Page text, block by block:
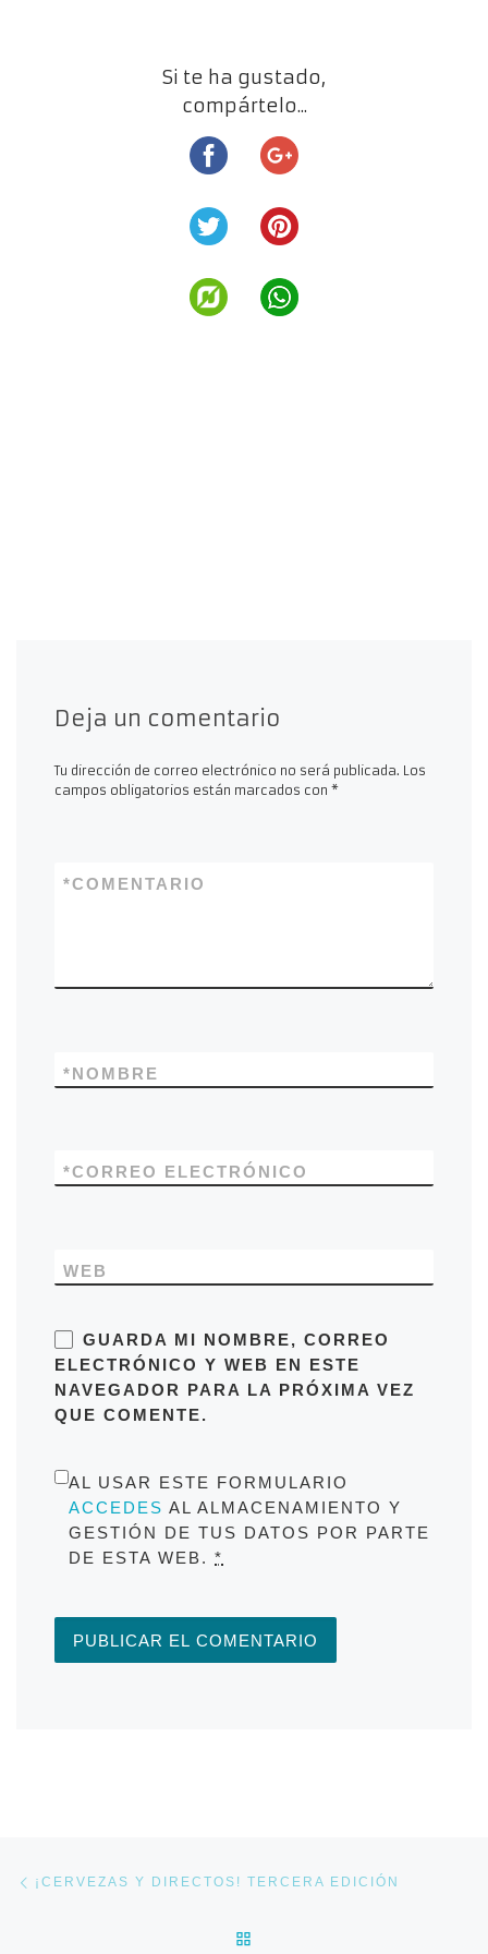
Si te ha gustado,
compártelo...
Deja un comentario
Tu dirección de correo electrónico no será publicada. Los
campos obligatorios están marcados con *
COMENTARIO
*
NOMBRE
*
CORREO ELECTRÓNICO
*
WEB
GUARDA MI NOMBRE, CORREO
ELECTRÓNICO Y WEB EN ESTE
NAVEGADOR PARA LA PRÓXIMA VEZ
QUE COMENTE.
AL USAR ESTE FORMULARIO
ACCEDES AL ALMACENAMIENTO Y
GESTIÓN DE TUS DATOS POR PARTE
DE ESTA WEB. *
Navegación de entradas
¡CERVEZAS Y DIRECTOS! TERCERA EDICIÓN